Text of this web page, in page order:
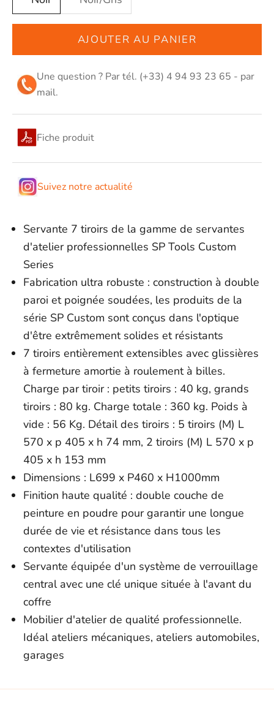
AJOUTER AU PANIER
Une question ? Par tél. (+33) 4 94 93 23 65 - par
mail.
Fiche produit
Suivez notre actualité
Servante 7 tiroirs de la gamme de servantes
d'atelier professionnelles SP Tools Custom
Series
Fabrication ultra robuste : construction à double
paroi et poignée soudées, les produits de la
série SP Custom sont conçus dans l'optique
d'être extrêmement solides et résistants
7 tiroirs entièrement extensibles avec glissières
à fermeture amortie à roulement à billes.
Charge par tiroir : petits tiroirs : 40 kg, grands
tiroirs : 80 kg. Charge totale : 360 kg. Poids à
vide : 56 Kg. Détail des tiroirs : 5 tiroirs (M) L
570 x p 405 x h 74 mm, 2 tiroirs (M) L 570 x p
405 x h 153 mm
Dimensions : L699 x P460 x H1000mm
Finition haute qualité : double couche de
peinture en poudre pour garantir une longue
durée de vie et résistance dans tous les
contextes d'utilisation
Servante équipée d'un système de verrouillage
central avec une clé unique située à l'avant du
coffre
Mobilier d'atelier de qualité professionnelle.
Idéal ateliers mécaniques, ateliers automobiles,
garages